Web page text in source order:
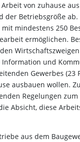
von zuhause
der Betriebsgröße ab.
mindestens 250
ermöglichen.
Information und
Gewerbes (23
ausbauen wollen.
Regelungen
Absicht, diese
aus dem